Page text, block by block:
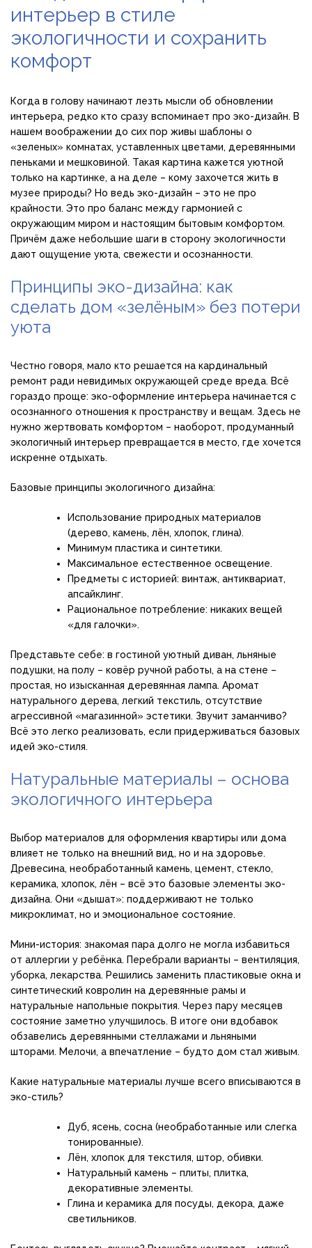
интерьер в стиле
экологичности и сохранить
комфорт
Когда в голову начинают лезть мысли об обновлении
интерьера, редко кто сразу вспоминает про эко-дизайн. В
нашем воображении до сих пор живы шаблоны о
«зеленых» комнатах, уставленных цветами, деревянными
пеньками и мешковиной. Такая картина кажется уютной
только на картинке, а на деле – кому захочется жить в
музее природы? Но ведь эко-дизайн – это не про
крайности. Это про баланс между гармонией с
окружающим миром и настоящим бытовым комфортом.
Причём даже небольшие шаги в сторону экологичности
дают ощущение уюта, свежести и осознанности.
Принципы эко-дизайна: как
сделать дом «зелёным» без потери
уюта
Честно говоря, мало кто решается на кардинальный
ремонт ради невидимых окружающей среде вреда. Всё
гораздо проще: эко-оформление интерьера начинается с
осознанного отношения к пространству и вещам. Здесь не
нужно жертвовать комфортом – наоборот, продуманный
экологичный интерьер превращается в место, где хочется
искренне отдыхать.
Базовые принципы экологичного дизайна:
Использование природных материалов
(дерево, камень, лён, хлопок, глина).
Минимум пластика и синтетики.
Максимальное естественное освещение.
Предметы с историей: винтаж, антиквариат,
апсайклинг.
Рациональное потребление: никаких вещей
«для галочки».
Представьте себе: в гостиной уютный диван, льняные
подушки, на полу – ковёр ручной работы, а на стене –
простая, но изысканная деревянная лампа. Аромат
натурального дерева, легкий текстиль, отсутствие
агрессивной «магазинной» эстетики. Звучит заманчиво?
Всё это легко реализовать, если придерживаться базовых
идей эко-стиля.
Натуральные материалы – основа
экологичного интерьера
Выбор материалов для оформления квартиры или дома
влияет не только на внешний вид, но и на здоровье.
Древесина, необработанный камень, цемент, стекло,
керамика, хлопок, лён – всё это базовые элементы эко-
дизайна. Они «дышат»: поддерживают не только
микроклимат, но и эмоциональное состояние.
Мини-история: знакомая пара долго не могла избавиться
от аллергии у ребёнка. Перебрали варианты – вентиляция,
уборка, лекарства. Решились заменить пластиковые окна и
синтетический ковролин на деревянные рамы и
натуральные напольные покрытия. Через пару месяцев
состояние заметно улучшилось. В итоге они вдобавок
обзавелись деревянными стеллажами и льняными
шторами. Мелочи, а впечатление – будто дом стал живым.
Какие натуральные материалы лучше всего вписываются в
эко-стиль?
Дуб, ясень, сосна (необработанные или слегка
тонированные).
Лён, хлопок для текстиля, штор, обивки.
Натуральный камень – плиты, плитка,
декоративные элементы.
Глина и керамика для посуды, декора, даже
светильников.